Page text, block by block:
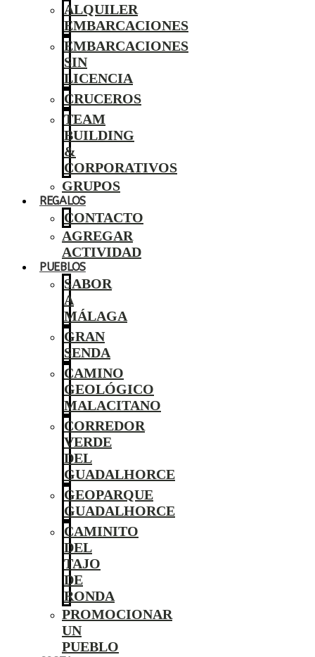
ALQUILER
EMBARCACIONES
EMBARCACIONES
SIN
LICENCIA
CRUCEROS
TEAM
BUILDING
&
CORPORATIVOS
GRUPOS
REGALOS
CONTACTO
AGREGAR
ACTIVIDAD
PUEBLOS
SABOR
A
MÁLAGA
GRAN
SENDA
CAMINO
GEOLÓGICO
MALACITANO
CORREDOR
VERDE
DEL
GUADALHORCE
GEOPARQUE
GUADALHORCE
CAMINITO
DEL
TAJO
DE
RONDA
PROMOCIONAR
UN
PUEBLO